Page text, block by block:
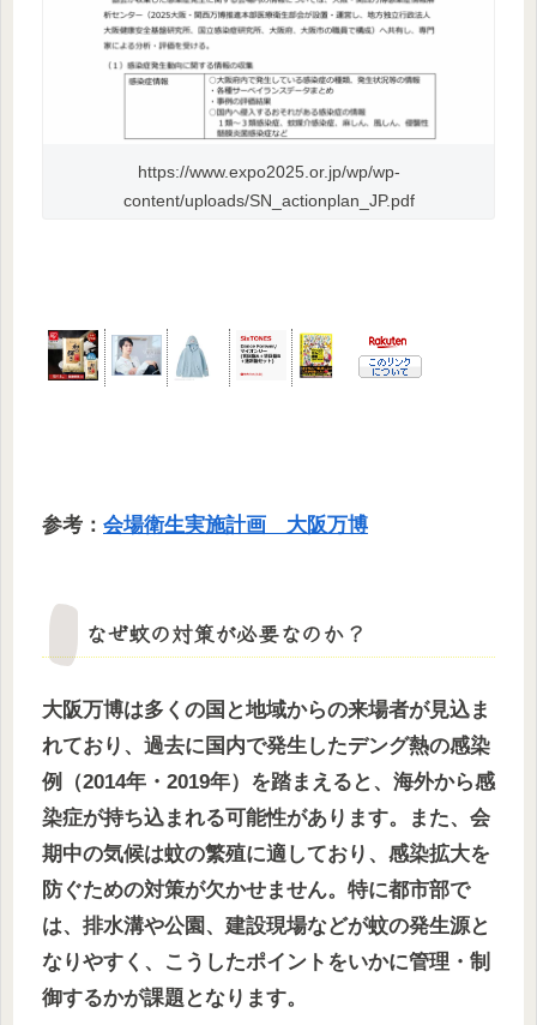
https://www.expo2025.or.jp/wp/wp-
content/uploads/SN_actionplan_JP.pdf
参考： 会場衛生実施計画 大阪万博
なぜ蚊の対策が必要なのか？
大阪万博は多くの国と地域からの来場者が見込ま
れており、過去に国内で発生したデング熱の感染
例（2014年・2019年）を踏まえると、海外から感
染症が持ち込まれる可能性があります。また、会
期中の気候は蚊の繁殖に適しており、感染拡大を
防ぐための対策が欠かせません。特に都市部で
は、排水溝や公園、建設現場などが蚊の発生源と
なりやすく、こうしたポイントをいかに管理・制
御するかが課題となります。